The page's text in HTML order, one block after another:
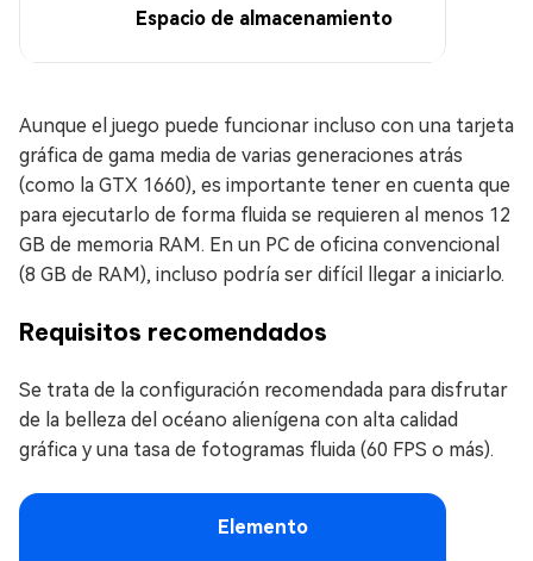
Espacio de almacenamiento
Aunque el juego puede funcionar incluso con una tarjeta
gráfica de gama media de varias generaciones atrás
(como la GTX 1660), es importante tener en cuenta que
para ejecutarlo de forma fluida se requieren al menos 12
GB de memoria RAM. En un PC de oficina convencional
(8 GB de RAM), incluso podría ser difícil llegar a iniciarlo.
Requisitos recomendados
Se trata de la configuración recomendada para disfrutar
de la belleza del océano alienígena con alta calidad
gráfica y una tasa de fotogramas fluida (60 FPS o más).
Elemento